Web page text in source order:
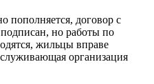
пополняется, договор с
но работы по
жильцы вправе
организация